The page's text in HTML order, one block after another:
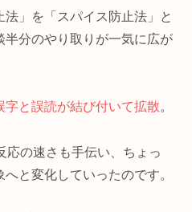
」を「スパイス防止法」と
分のやり取りが一気に広が
字と誤読が結び付いて拡散。
応の速さも手伝い、ちょっ
と変化していったのです。